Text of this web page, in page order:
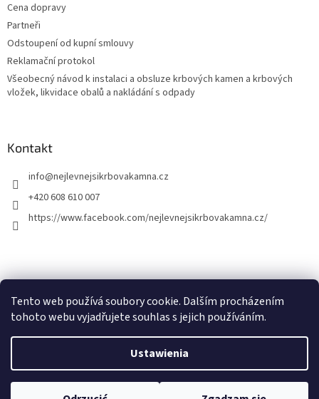
Tento web používá soubory cookie. Dalším procházením
tohoto webu vyjadřujete souhlas s jejich používáním.
Ustawienia
Cena dopravy
Partneři
Odstoupení od kupní smlouvy
Reklamační protokol
Všeobecný návod k instalaci a obsluze krbových kamen a krbových
vložek, likvidace obalů a nakládání s odpady
Kontakt
info@nejlevnejsikrbovakamna.cz
+420 608 610 007
https://www.facebook.com/nejlevnejsikrbovakamna.cz/
Copyright 2026Nejlevnejsikrbovakamna.cz. Wszystkie prawa